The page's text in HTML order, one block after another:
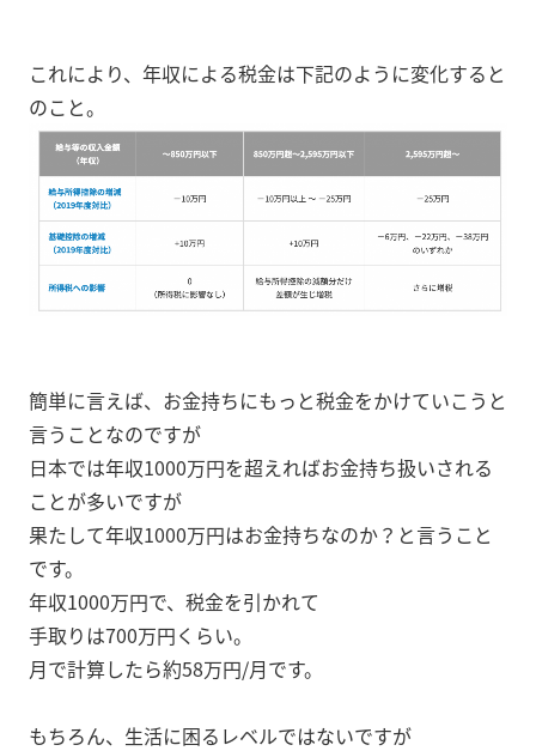
これにより、年収による税金は下記のように変化すると
のこと。
簡単に言えば、お金持ちにもっと税金をかけていこうと
言うことなのですが
日本では年収1000万円を超えればお金持ち扱いされる
ことが多いですが
果たして年収1000万円はお金持ちなのか？と言うこと
です。
年収1000万円で、税金を引かれて
手取りは700万円くらい。
月で計算したら約58万円/月です。
もちろん、生活に困るレベルではないですが